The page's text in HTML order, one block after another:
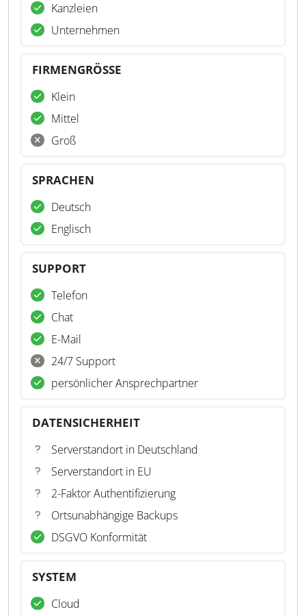
Kanzleien
Unternehmen
FIRMENGRÖSSE
Klein
Mittel
Groß
SPRACHEN
Deutsch
Englisch
SUPPORT
Telefon
Chat
E-Mail
24/7 Support
persönlicher Ansprechpartner
DATENSICHERHEIT
Serverstandort in Deutschland
Serverstandort in EU
2-Faktor Authentifizierung
Ortsunabhängige Backups
DSGVO Konformität
SYSTEM
Cloud